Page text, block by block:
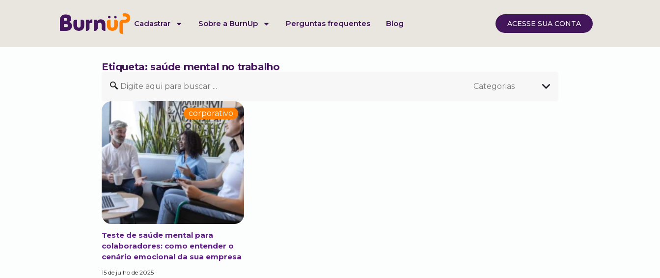
Cadastrar Sobre a BurnUp Perguntas frequentes Blog ACESSE SUA CONTA
Etiqueta: saúde mental no trabalho
Categorias
corporativo
Teste de saúde mental para
colaboradores: como entender o
cenário emocional da sua empresa
15 de julho de 2025